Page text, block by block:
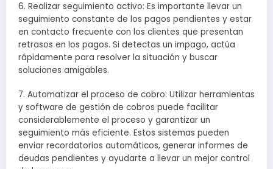
6. Realizar seguimiento activo: Es importante llevar un
seguimiento constante de los pagos pendientes y estar
en contacto frecuente con los clientes que presentan
retrasos en los pagos. Si detectas un impago, actúa
rápidamente para resolver la situación y buscar
soluciones amigables.
7. Automatizar el proceso de cobro: Utilizar herramientas
y software de gestión de cobros puede facilitar
considerablemente el proceso y garantizar un
seguimiento más eficiente. Estos sistemas pueden
enviar recordatorios automáticos, generar informes de
deudas pendientes y ayudarte a llevar un mejor control